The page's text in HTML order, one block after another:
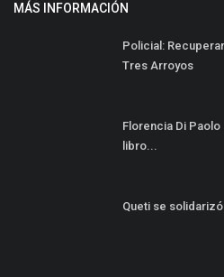
MÁS INFORMACIÓN
Policial:
Tres Arroyos
Florencia Di Paolo
libro...
Queti se